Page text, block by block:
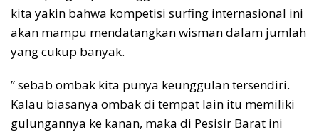
kita yakin bahwa kompetisi surfing internasional ini
akan mampu mendatangkan wisman dalam jumlah
yang cukup banyak.
” sebab ombak kita punya keunggulan tersendiri.
Kalau biasanya ombak di tempat lain itu memiliki
gulungannya ke kanan, maka di Pesisir Barat ini